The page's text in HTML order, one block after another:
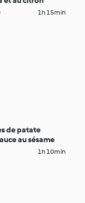
1h 15min
de patate
au sésame
1h 10min